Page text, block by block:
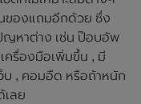
นของแถมอีกด้วย ซึ่ง
ญหาต่าง เช่น ป๊อบอัพ
ครื่องมือเพิ่มขึ้น , มี
บ , คอมอืด หรือถ้าหนัก
เลย